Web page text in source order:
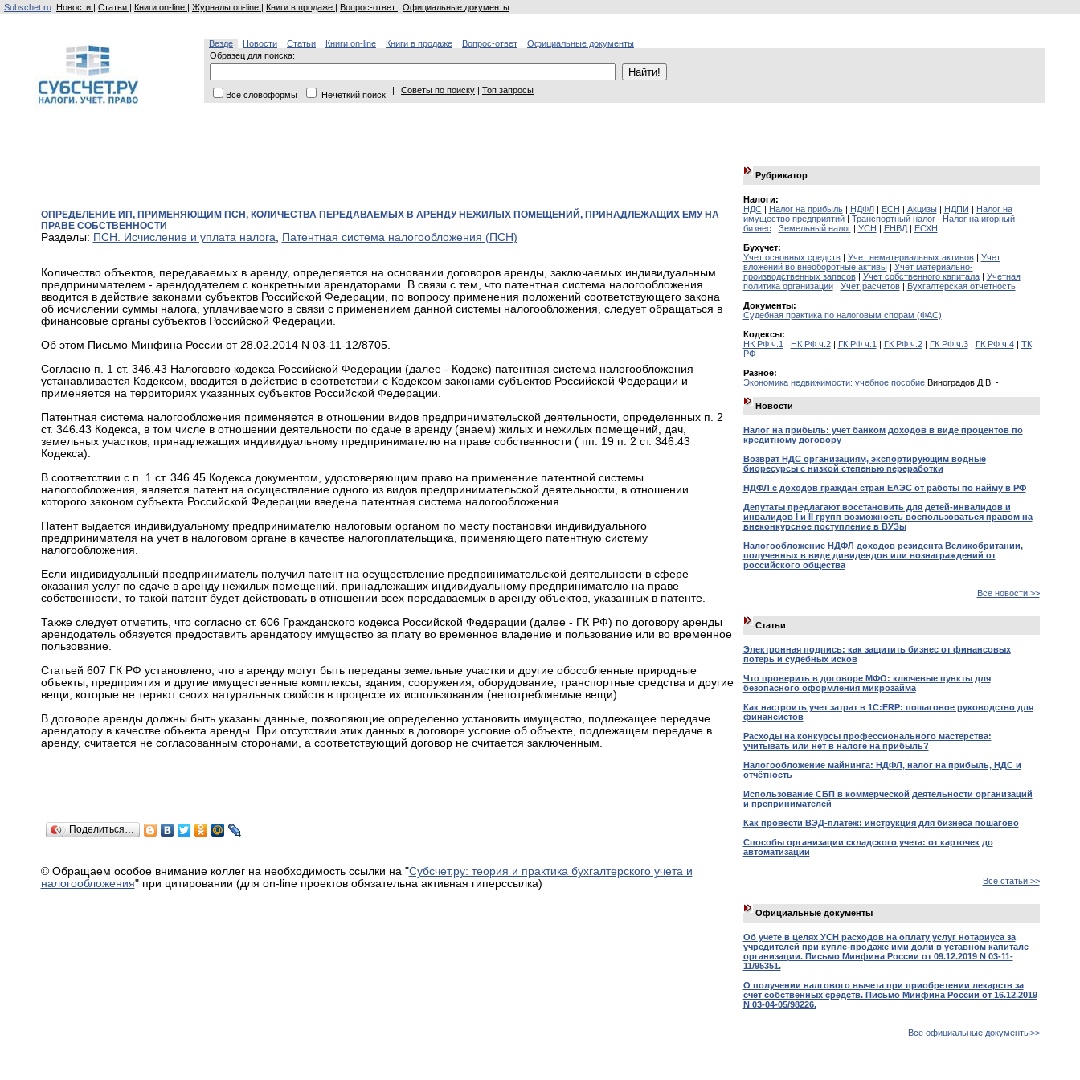
Subschet.ru: Новости | Статьи | Книги on-line | Журналы on-line | Книги в продаже | Вопрос-ответ | Официальные документы
Везде Новости Статьи Книги on-line Книги в продаже Вопрос-ответ
Официальные документы
Образец для поиска:
Все словоформы Нечеткий поиск | Советы по поиску | Топ запросы
ОПРЕДЕЛЕНИЕ ИП, ПРИМЕНЯЮЩИМ ПСН, КОЛИЧЕСТВА ПЕРЕДАВАЕМЫХ В АРЕНДУ НЕЖИЛЫХ ПОМЕЩЕНИЙ, ПРИНАДЛЕЖАЩИХ ЕМУ НА
ПРАВЕ СОБСТВЕННОСТИ
Разделы: ПСН. Исчисление и уплата налога, Патентная система налогообложения (ПСН)
Количество объектов, передаваемых в аренду, определяется на основании договоров аренды, заключаемых индивидуальным
предпринимателем - арендодателем с конкретными арендаторами. В связи с тем, что патентная система налогообложения
вводится в действие законами субъектов Российской Федерации, по вопросу применения положений соответствующего закона
об исчислении суммы налога, уплачиваемого в связи с применением данной системы налогообложения, следует обращаться в
финансовые органы субъектов Российской Федерации.
Об этом Письмо Минфина России от 28.02.2014 N 03-11-12/8705.
Согласно п. 1 ст. 346.43 Налогового кодекса Российской Федерации (далее - Кодекс) патентная система налогообложения
устанавливается Кодексом, вводится в действие в соответствии с Кодексом законами субъектов Российской Федерации и
применяется на территориях указанных субъектов Российской Федерации.
Патентная система налогообложения применяется в отношении видов предпринимательской деятельности, определенных п. 2
ст. 346.43 Кодекса, в том числе в отношении деятельности по сдаче в аренду (внаем) жилых и нежилых помещений, дач,
земельных участков, принадлежащих индивидуальному предпринимателю на праве собственности ( пп. 19 п. 2 ст. 346.43
Кодекса).
В соответствии с п. 1 ст. 346.45 Кодекса документом, удостоверяющим право на применение патентной системы
налогообложения, является патент на осуществление одного из видов предпринимательской деятельности, в отношении
которого законом субъекта Российской Федерации введена патентная система налогообложения.
Патент выдается индивидуальному предпринимателю налоговым органом по месту постановки индивидуального
предпринимателя на учет в налоговом органе в качестве налогоплательщика, применяющего патентную систему
налогообложения.
Если индивидуальный предприниматель получил патент на осуществление предпринимательской деятельности в сфере
оказания услуг по сдаче в аренду нежилых помещений, принадлежащих индивидуальному предпринимателю на праве
собственности, то такой патент будет действовать в отношении всех передаваемых в аренду объектов, указанных в патенте.
Также следует отметить, что согласно ст. 606 Гражданского кодекса Российской Федерации (далее - ГК РФ) по договору аренды
арендодатель обязуется предоставить арендатору имущество за плату во временное владение и пользование или во временное
пользование.
Статьей 607 ГК РФ установлено, что в аренду могут быть переданы земельные участки и другие обособленные природные
объекты, предприятия и другие имущественные комплексы, здания, сооружения, оборудование, транспортные средства и другие
вещи, которые не теряют своих натуральных свойств в процессе их использования (непотребляемые вещи).
В договоре аренды должны быть указаны данные, позволяющие определенно установить имущество, подлежащее передаче
арендатору в качестве объекта аренды. При отсутствии этих данных в договоре условие об объекте, подлежащем передаче в
аренду, считается не согласованным сторонами, а соответствующий договор не считается заключенным.
Поделиться…
© Обращаем особое внимание коллег на необходимость ссылки на "Субсчет.ру: теория и практика бухгалтерского учета и
налогообложения" при цитировании (для on-line проектов обязательна активная гиперссылка)
Рубрикатор
Налоги:
НДС| Налог на прибыль| НДФЛ| ЕСН | Акцизы| НДПИ | Налог на
имущество предприятий| Транспортный налог| Налог на игорный
бизнес | Земельный налог| УСН | ЕНВД| ЕСХН
Бухучет:
Учет основных средств| Учет нематериальных активов| Учет
вложений во внеоборотные активы| Учет материально-
производственных запасов| Учет собственного капитала| Учетная
политика организации| Учет расчетов| Бухгалтерская отчетность
Документы:
Судебная практика по налоговым спорам (ФАС)
Кодексы:
НК РФ ч.1 | НК РФ ч.2| ГК РФ ч.1 | ГК РФ ч.2| ГК РФ ч.3| ГК РФ ч.4| ТК
РФ
Разное:
Экономика недвижимости: учебное пособиеВиноградов Д.В| -
Новости
Налог на прибыль: учет банком доходов в виде процентов по
кредитному договору
Возврат НДС организациям, экспортирующим водные
биоресурсы с низкой степенью переработки
НДФЛ с доходов граждан стран ЕАЭС от работы по найму в РФ
Депутаты предлагают восстановить для детей-инвалидов и
инвалидов I и II групп возможность воспользоваться правом на
внеконкурсное поступление в ВУЗы
Налогообложение НДФЛ доходов резидента Великобритании,
полученных в виде дивидендов или вознаграждений от
российского общества
Все новости >>
Статьи
Электронная подпись: как защитить бизнес от финансовых
потерь и судебных исков
Что проверить в договоре МФО: ключевые пункты для
безопасного оформления микрозайма
Как настроить учет затрат в 1С:ERP: пошаговое руководство для
финансистов
Расходы на конкурсы профессионального мастерства:
учитывать или нет в налоге на прибыль?
Налогообложение майнинга: НДФЛ, налог на прибыль, НДС и
отчётность
Использование СБП в коммерческой деятельности организаций
и препринимателей
Как провести ВЭД-платеж: инструкция для бизнеса пошагово
Способы организации складского учета: от карточек до
автоматизации
Все статьи >>
Официальные документы
Об учете в целях УСН расходов на оплату услуг нотариуса за
учредителей при купле-продаже ими доли в уставном капитале
организации. Письмо Минфина России от 09.12.2019 N 03-11-
11/95351.
О получении налгового вычета при приобретении лекарств за
счет собственных средств. Письмо Минфина России от 16.12.2019
N 03-04-05/98226.
Все официальные документы>>